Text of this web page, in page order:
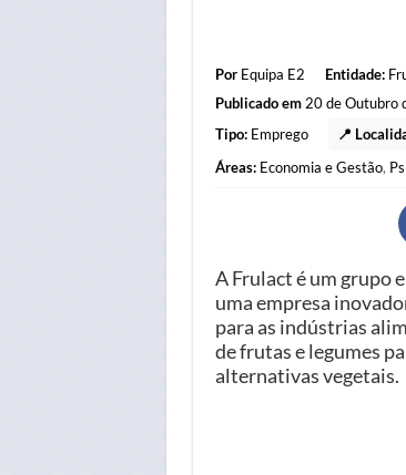
Por Equipa E2 Entidade:
Publicado em20 de Outubro
Tipo: Emprego 📍
Áreas: Economia e Gestão,
A Frulact é um grupo
uma empresa
para as indústrias
de frutas e legumes
alternativas vegetais.